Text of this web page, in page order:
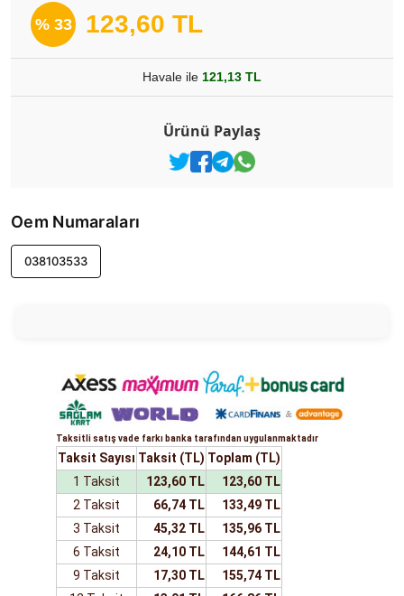
% 33 123,60 TL
Havale ile 121,13 TL
Ürünü Paylaş
Oem Numaraları
038103533
Taksitli satış vade farkı banka tarafından uygulanmaktadır
Taksit Sayısı Taksit (TL) Toplam (TL)
1 Taksit
123,60 TL
123,60 TL
2 Taksit
66,74 TL
133,49 TL
3 Taksit
45,32 TL
135,96 TL
6 Taksit
24,10 TL
144,61 TL
9 Taksit
17,30 TL
155,74 TL